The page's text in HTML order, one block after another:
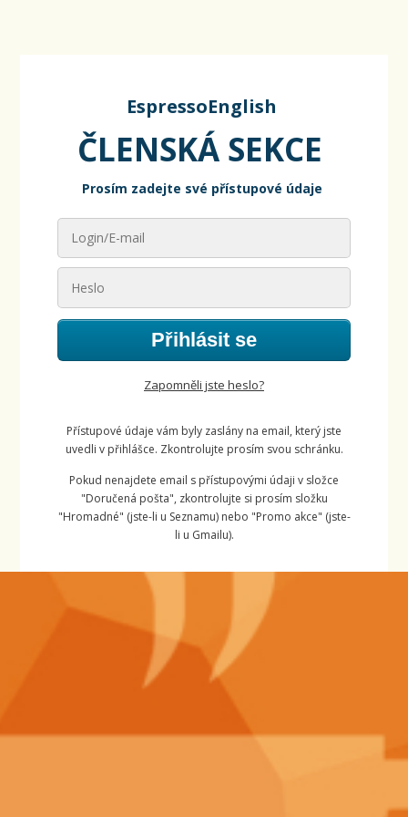
EspressoEnglish
ČLENSKÁ SEKCE
Prosím zadejte své přístupové údaje
Přihlásit se
Zapomněli jste heslo?
Přístupové údaje vám byly zaslány na email, který jste
uvedli v přihlášce. Zkontrolujte prosím svou schránku.
Pokud nenajdete email s přístupovými údaji v složce
"Doručená pošta", zkontrolujte si prosím složku
"Hromadné" (jste-li u Seznamu) nebo "Promo akce" (jste-
li u Gmailu).